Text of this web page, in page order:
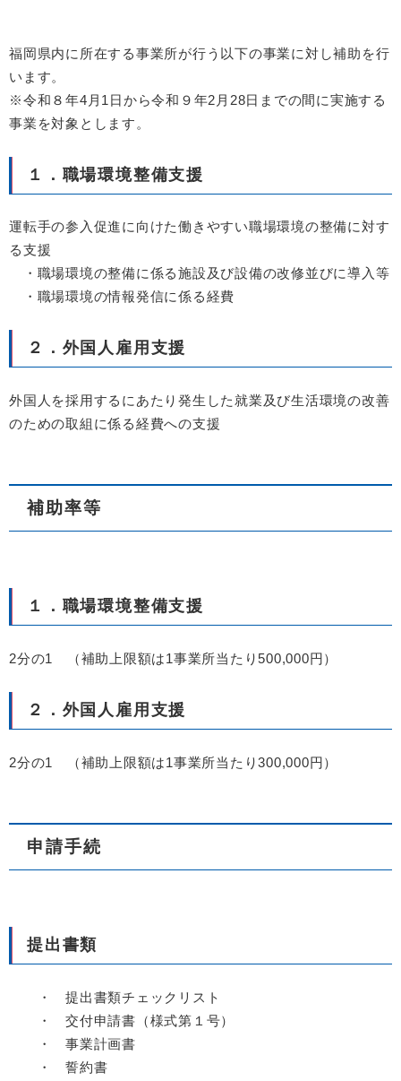
福岡県内に所在する事業所が行う以下の事業に対し補助を行
います。
​※令和８年4月1日から令和９年2月28日までの間に実施する
事業を対象とします。
１．職場環境整備支援
運転手の参入促進に向けた働きやすい職場環境の整備に対す
る支援
・職場環境の整備に係る施設及び設備の改修並びに導入等
・職場環境の情報発信に係る経費
２．外国人雇用支援
外国人を採用するにあたり発生した就業及び生活環境の改善
のための取組に係る経費への支援
補助率等
１．職場環境整備支援
2分の1 （補助上限額は1事業所当たり500,000円）
２．外国人雇用支援
2分の1 （補助上限額は1事業所当たり300,000円）
申請手続
提出書類
・ 提出書類チェックリスト
・ 交付申請書（様式第１号）
・ 事業計画書
・ 誓約書